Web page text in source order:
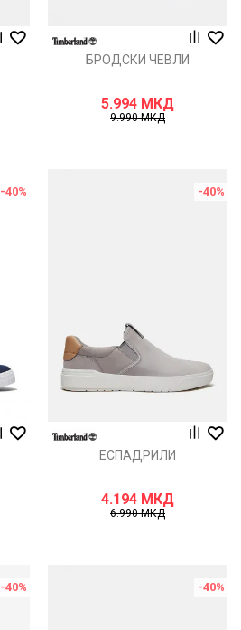
БРОДСКИ ЧЕВЛИ
5.994 МКД
9.990МКД
-40% -40%
ЕСПАДРИЛИ
4.194 МКД
6.990МКД
-40% -40%